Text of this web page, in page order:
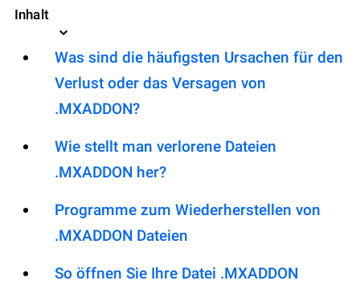
Inhalt
Was sind die häufigsten Ursachen für den
Verlust oder das Versagen von
.MXADDON?
Wie stellt man verlorene Dateien
.MXADDON her?
Programme zum Wiederherstellen von
.MXADDON Dateien
So öffnen Sie Ihre Datei .MXADDON